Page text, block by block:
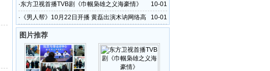
10-01
·东方卫视首播TVB剧《巾帼枭雄之义海豪情》
10-01
· 《男人帮》10月22日开播 黄磊出演木讷网络高
手
图片推荐